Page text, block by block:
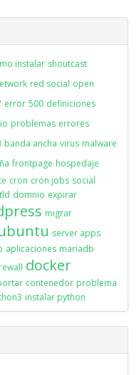
instalar shoutcast
red social open
error 500 definiciones
problemas errores
banda ancha virus malware
frontpage hospedaje
cron cron jobs social
tld domnio expirar
migrar
server apps
aplicaciones mariadb
docker
contenedor problema
instalar python